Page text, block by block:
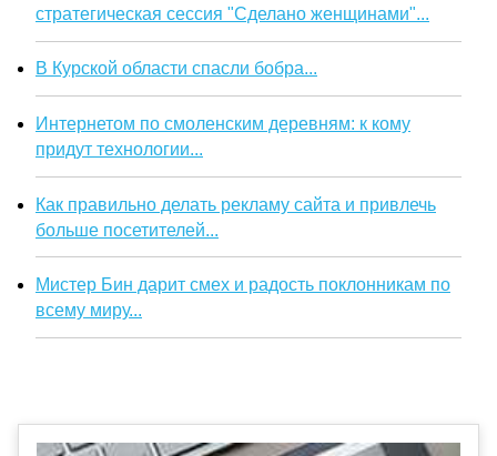
стратегическая сессия "Сделано женщинами"...
В Курской области спасли бобра...
Интернетом по смоленским деревням: к кому
придут технологии...
Как правильно делать рекламу сайта и привлечь
больше посетителей...
Мистер Бин дарит смех и радость поклонникам по
всему миру...